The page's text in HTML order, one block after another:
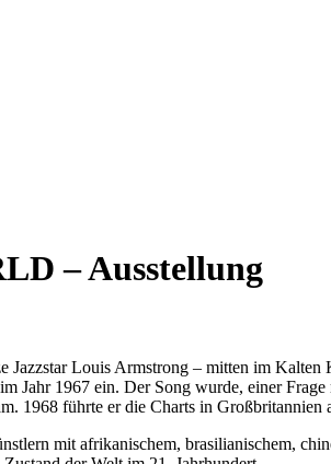
– Ausstellung
Jazzstar Louis Armstrong – mitten im
Jahr 1967 ein. Der Song wurde, einer
1968 führte er die Charts in Großbritannien
mit afrikanischem, brasilianischem,